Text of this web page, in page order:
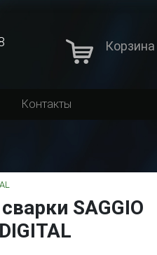
Корзина
Контакты
SAGGIO